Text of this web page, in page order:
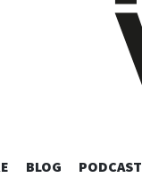
BLOG PODCAST